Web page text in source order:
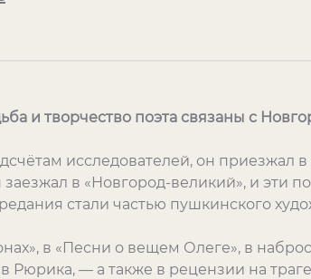
и творчество поэта связаны с
исследователей, он приезжал
в «Новгород-великий», и эти
стали частью пушкинского
в «Песни о вещем Олеге», в
Рюрика, — а также в рецензии на